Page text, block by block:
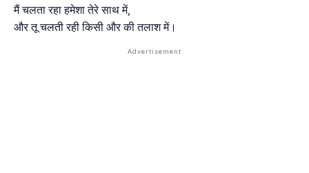
मैं चलता रहा हमेशा तेरे साथ में,
और तू चलती रही किसी और की तलाश में।